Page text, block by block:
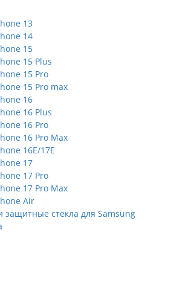
13
14
15
15 Plus
15 Pro
15 Pro max
16
16 Plus
16 Pro
16 Pro Max
16E/17E
17
17 Pro
17 Pro Max
Air
защитные стекла для Samsung